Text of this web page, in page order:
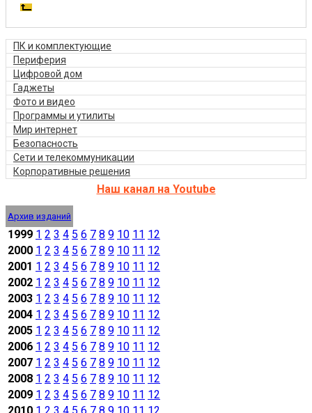
ПК и комплектующие
Периферия
Цифровой дом
Гаджеты
Фото и видео
Программы и утилиты
Мир интернет
Безопасность
Сети и телекоммуникации
Корпоративные решения
Наш канал на Youtube
Архив изданий
1999 1 2 3 4 5 6 7 8 9 10 11 12
2000 1 2 3 4 5 6 7 8 9 10 11 12
2001 1 2 3 4 5 6 7 8 9 10 11 12
2002 1 2 3 4 5 6 7 8 9 10 11 12
2003 1 2 3 4 5 6 7 8 9 10 11 12
2004 1 2 3 4 5 6 7 8 9 10 11 12
2005 1 2 3 4 5 6 7 8 9 10 11 12
2006 1 2 3 4 5 6 7 8 9 10 11 12
2007 1 2 3 4 5 6 7 8 9 10 11 12
2008 1 2 3 4 5 6 7 8 9 10 11 12
2009 1 2 3 4 5 6 7 8 9 10 11 12